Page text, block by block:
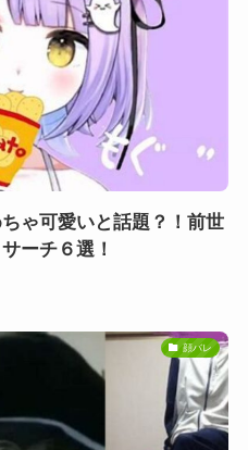
ゃ可愛いと話題？！前世
ーチ６選！
顔バレ